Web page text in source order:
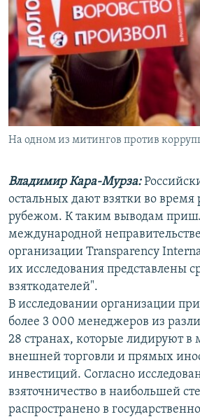
РАСПИСАНИЕ ВЕЩАНИЯ
ПОДПИШИТЕСЬ НА РАССЫЛКУ
СОЦИАЛЬНЫЕ СЕТИ
Все сайты РСЕ/РС
На одном из митингов против
Владимир Кара-Мурза:
остальных дают взятки во время
рубежом. К таким выводам
международной
организации Transparency
их исследования представлены
взяткодателей".
В исследовании организации
более 3 000 менеджеров из
28 странах, которые лидируют
внешней торговли и прямых
инвестиций. Согласно
взяточничество в наибольшей
распространено в